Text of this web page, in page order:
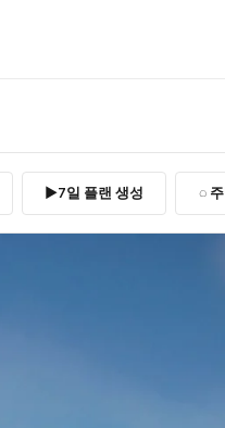
7일 플랜 생성